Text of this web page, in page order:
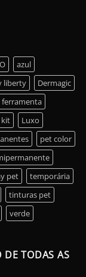
azul
liberty
Dermagic
ferramenta
kit
Luxo
pet color
pet
temporária
tinturas pet
verde
DE TODAS AS